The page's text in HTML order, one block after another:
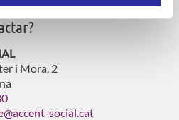
i Mora, 2
social.cat